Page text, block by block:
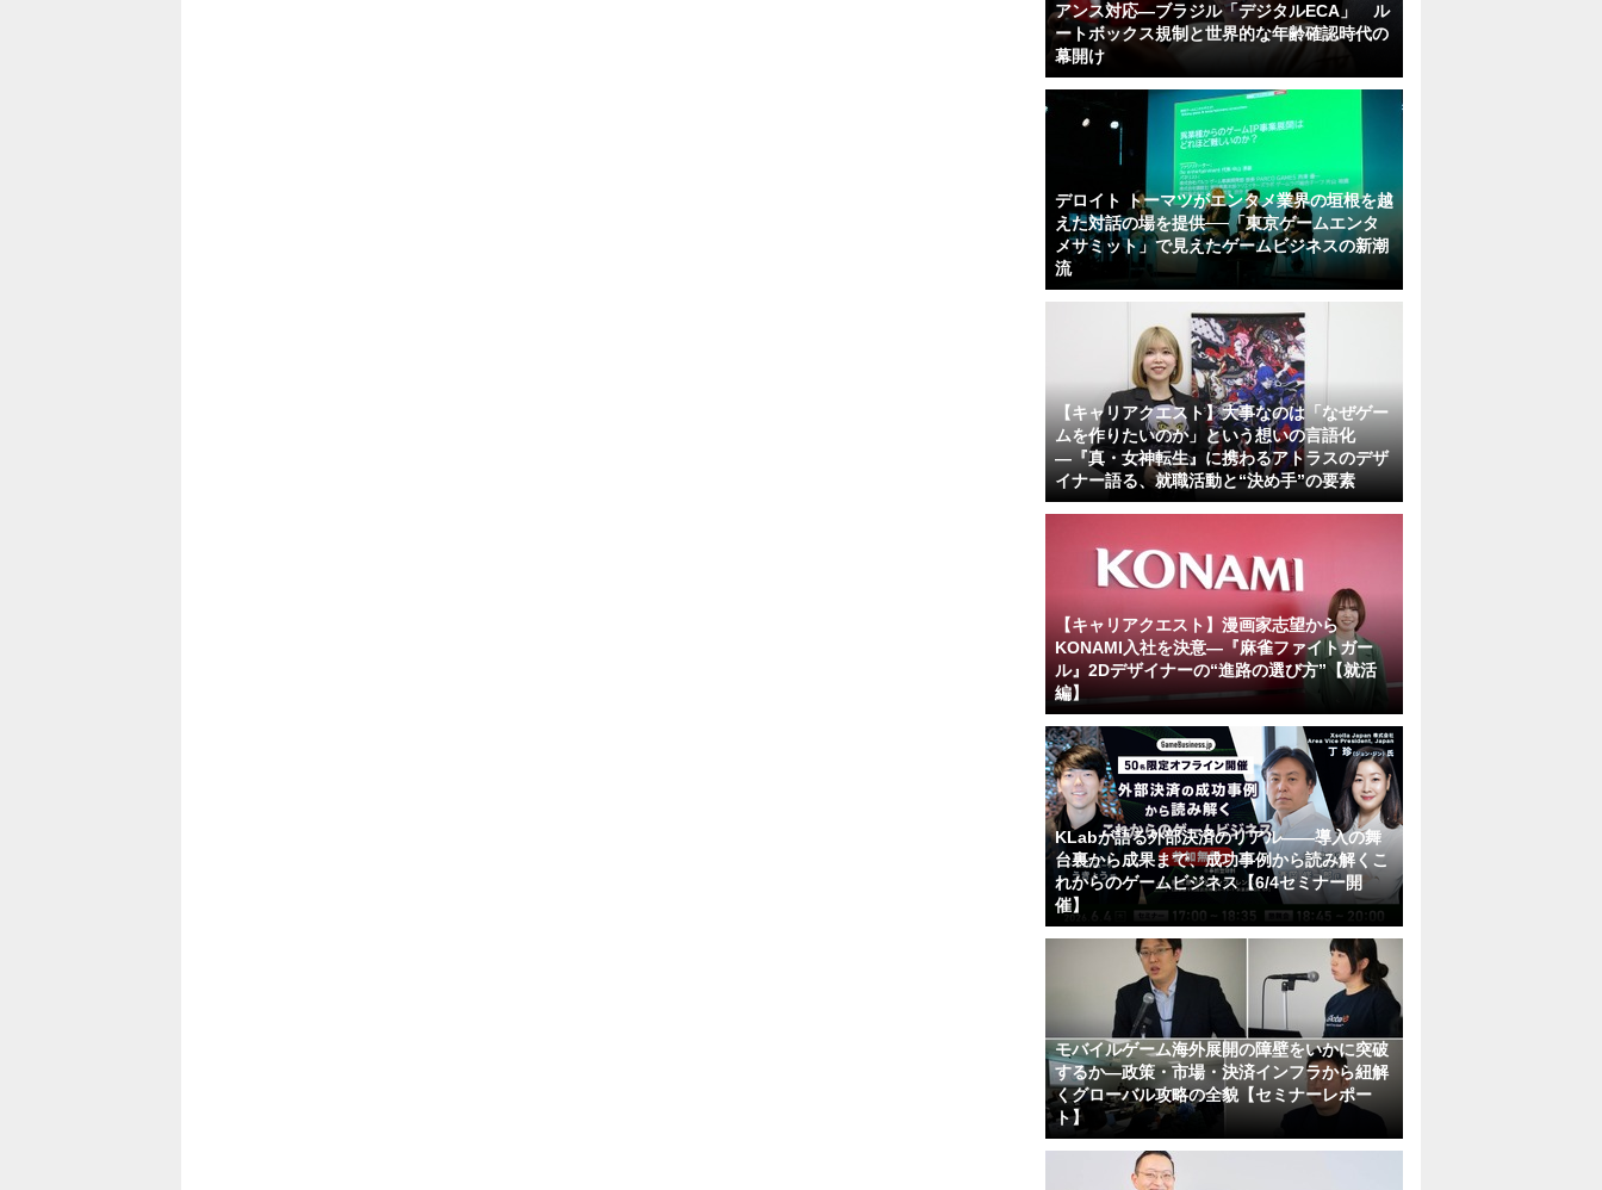
アンス対応—ブラジル「デジタルECA」 ル
ートボックス規制と世界的な年齢確認時代の
幕開け
デロイト トーマツがエンタメ業界の垣根を越
えた対話の場を提供──「東京ゲームエンタ
メサミット」で見えたゲームビジネスの新潮
流
【キャリアクエスト】大事なのは「なぜゲー
ムを作りたいのか」という想いの言語化
―『真・女神転生』に携わるアトラスのデザ
イナー語る、就職活動と“決め手”の要素
【キャリアクエスト】漫画家志望から
KONAMI入社を決意―『麻雀ファイトガー
ル』2Dデザイナーの“進路の選び方”【就活
編】
KLabが語る外部決済のリアル――導入の舞
台裏から成果まで、成功事例から読み解くこ
れからのゲームビジネス【6/4セミナー開
催】
モバイルゲーム海外展開の障壁をいかに突破
するか―政策・市場・決済インフラから紐解
くグローバル攻略の全貌【セミナーレポー
ト】